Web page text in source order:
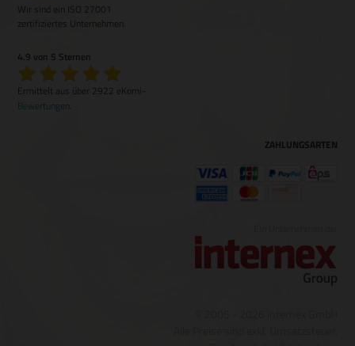
Wir sind ein ISO 27001
zertifiziertes Unternehmen.
4.9 von 5 Sternen
Ermittelt aus über 2922 eKomi-
Bewertungen
ZAHLUNGSARTEN